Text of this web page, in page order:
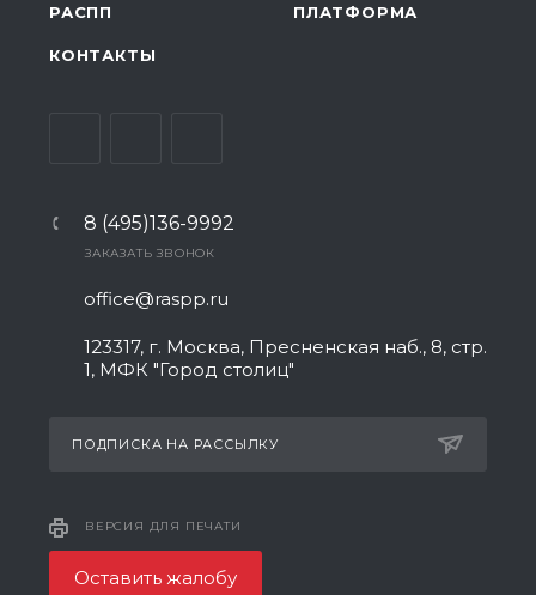
РАСПП
ПЛАТФОРМА
КОНТАКТЫ
8 (495)136-9992
ЗАКАЗАТЬ ЗВОНОК
office@raspp.ru
123317, г. Москва, Пресненская наб., 8, стр.
1, МФК "Город столиц"
ПОДПИСКА НА РАССЫЛКУ
ВЕРСИЯ ДЛЯ ПЕЧАТИ
Оставить жалобу